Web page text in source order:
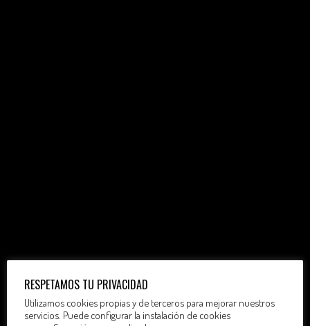
RESPETAMOS TU PRIVACIDAD
Utilizamos cookies propias y de terceros para mejorar nuestros
servicios. Puede configurar la instalación de cookies